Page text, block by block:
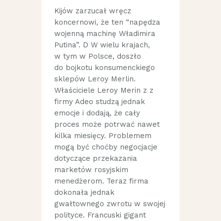
Kijów zarzucał wręcz
koncernowi, że ten “napędza
wojenną machinę Władimira
Putina”. D W wielu krajach,
w tym w Polsce, doszło
do bojkotu konsumenckiego
sklepów Leroy Merlin.
Właściciele Leroy Merin z z
firmy Adeo studzą jednak
emocje i dodają, że cały
proces może potrwać nawet
kilka miesięcy. Problemem
mogą być choćby negocjacje
dotyczące przekazania
marketów rosyjskim
menedżerom. Teraz firma
dokonała jednak
gwałtownego zwrotu w swojej
polityce. Francuski gigant